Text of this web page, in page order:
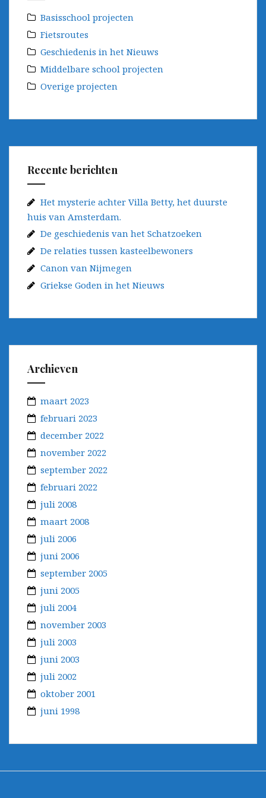
Basisschool projecten
Fietsroutes
Geschiedenis in het Nieuws
Middelbare school projecten
Overige projecten
Recente berichten
Het mysterie achter Villa Betty, het duurste
huis van Amsterdam.
De geschiedenis van het Schatzoeken
De relaties tussen kasteelbewoners
Canon van Nijmegen
Griekse Goden in het Nieuws
Archieven
maart 2023
februari 2023
december 2022
november 2022
september 2022
februari 2022
juli 2008
maart 2008
juli 2006
juni 2006
september 2005
juni 2005
juli 2004
november 2003
juli 2003
juni 2003
juli 2002
oktober 2001
juni 1998